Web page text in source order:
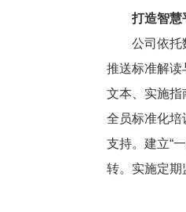
打造智慧
公司依托
推送标准解读
文本、实施指
全员标准化培
支持。建立“
转。实施定期